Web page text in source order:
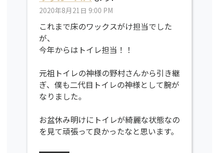
2020年8月21日 9:00 PM
これまで床のワックスがけ担当でした
が、
今年からはトイレ担当！！
元祖トイレの神様の野村さんから引き継
ぎ、僕も二代目トイレの神様として腕が
なりました。
お盆休み明けにトイレが綺麗な状態なの
を見て頑張って良かったなと思います。